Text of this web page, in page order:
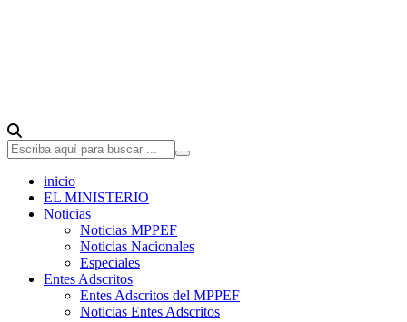
inicio
EL MINISTERIO
Noticias
Noticias MPPEF
Noticias Nacionales
Especiales
Entes Adscritos
Entes Adscritos del MPPEF
Noticias Entes Adscritos